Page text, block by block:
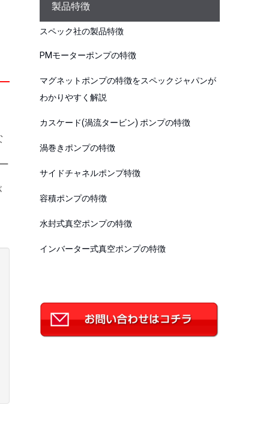
製品特徴
スペック社の製品特徴
PMモーターポンプの特徴
マグネットポンプの特徴をスペックジャパンが
わかりやすく解説
カスケード(渦流タービン) ポンプの特徴
渦巻きポンプの特徴
サイドチャネルポンプ特徴
容積ポンプの特徴
水封式真空ポンプの特徴
インバーター式真空ポンプの特徴